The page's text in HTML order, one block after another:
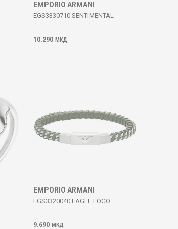
EMPORIO ARMANI
EGS3330710 SENTIMENTAL
10.290 МКД
EMPORIO ARMANI
EGS3320040 EAGLE LOGO
9.690 МКД